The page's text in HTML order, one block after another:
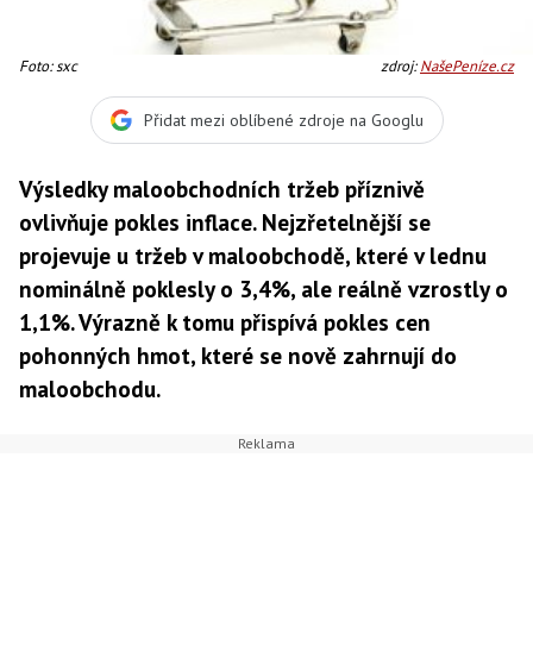
Foto: sxc zdroj:NašePeníze.cz
Přidat mezi oblíbené zdroje na Googlu
Výsledky maloobchodních tržeb příznivě
ovlivňuje pokles inflace. Nejzřetelnější se
projevuje u tržeb v maloobchodě, které v lednu
nominálně poklesly o 3,4%, ale reálně vzrostly o
1,1%. Výrazně k tomu přispívá pokles cen
pohonných hmot, které se nově zahrnují do
maloobchodu.